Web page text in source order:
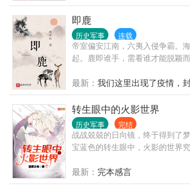
即鹿
历史军事 连载
帝室偏安江南，六夷入侵争霸。
起。鹿即谁手，需看谁才能脱颖
最新： 我们这里出现了疫情，
重，更新会有所推迟
转生眼中的火影世界
历史军事 完结
战战兢兢的日向镜，终于得到了
宝蓝色的转生眼中，火影的世界
最新： 完本感言